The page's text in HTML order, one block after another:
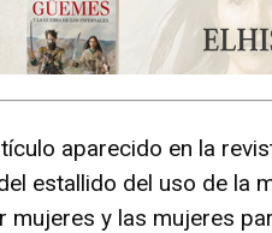
aparecido en la
estallido del uso de la
mujeres y las mujeres